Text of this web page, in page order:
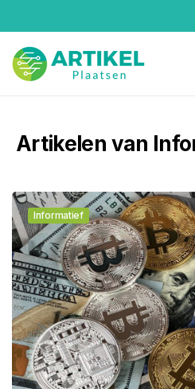
Artikelen van
Informatief